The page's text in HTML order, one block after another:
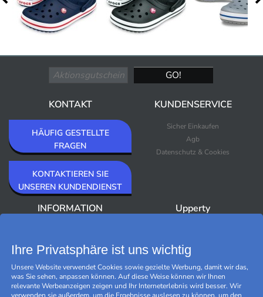
KONTAKT
HÄUFIG GESTELLTE
FRAGEN
KONTAKTIEREN SIE
UNSEREN KUNDENDIENST
KUNDENSERVICE
Sicher Einkaufen
Agb
Datenschutz & Cookies
INFORMATION
Newsletter
Upperty
Bestseller
Outlet
Marken
Black Friday
Cookies verwalten
Ihre Privatsphäre ist uns wichtig
Unsere Website verwendet Cookies sowie gezielte Werbung, damit wir das,
was Sie sehen, anpassen können. Auf diese Weise können wir Ihnen
relevante Werbeanzeigen zeigen und Ihr Interneterlebnis wird besser. Wir